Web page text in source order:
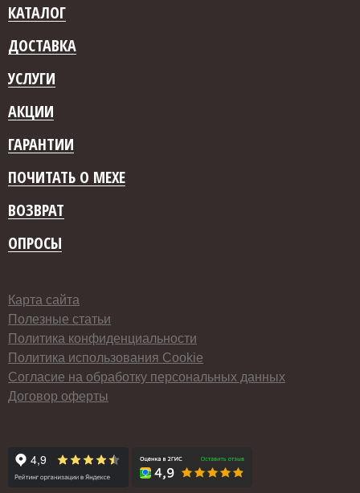
КАТАЛОГ
ДОСТАВКА
УСЛУГИ
АКЦИИ
ГАРАНТИИ
ПОЧИТАТЬ О МЕХЕ
ВОЗВРАТ
ОПРОСЫ
Карта сайта
Полезные статьи
Политика конфиденциальности
Политика использования Cookie
Согласие на обработку персональных данных
Договор оферты